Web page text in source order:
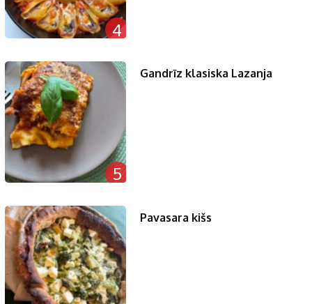
4
5
Gandrīz klasiska Lazanja
Pavasara kišs